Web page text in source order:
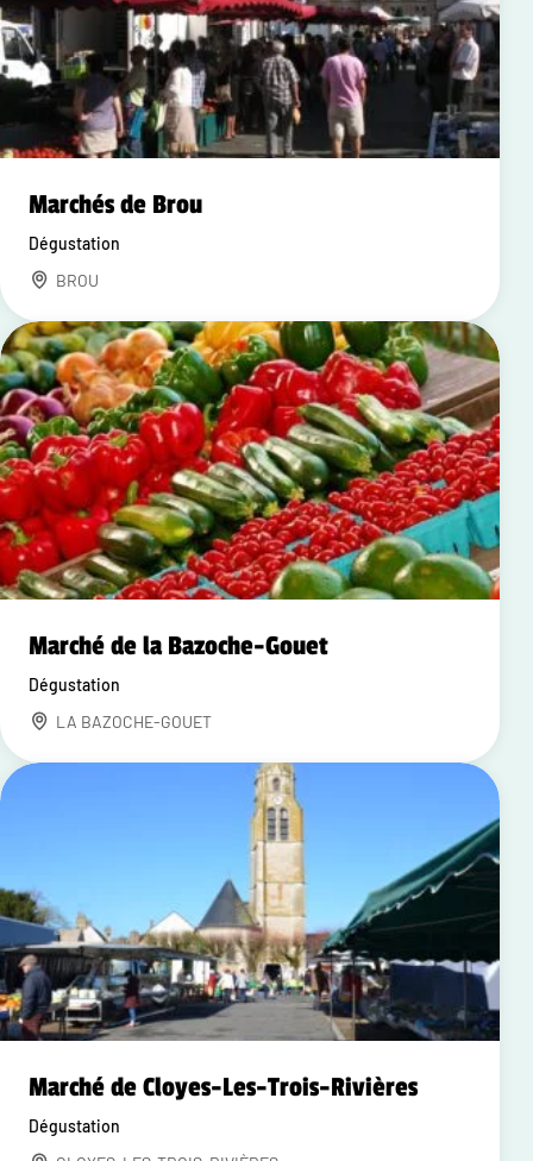
Marchés de Brou
Dégustation
BROU
Marché de la Bazoche-Gouet
Dégustation
LA BAZOCHE-GOUET
Marché de Cloyes-Les-Trois-Rivières
Dégustation